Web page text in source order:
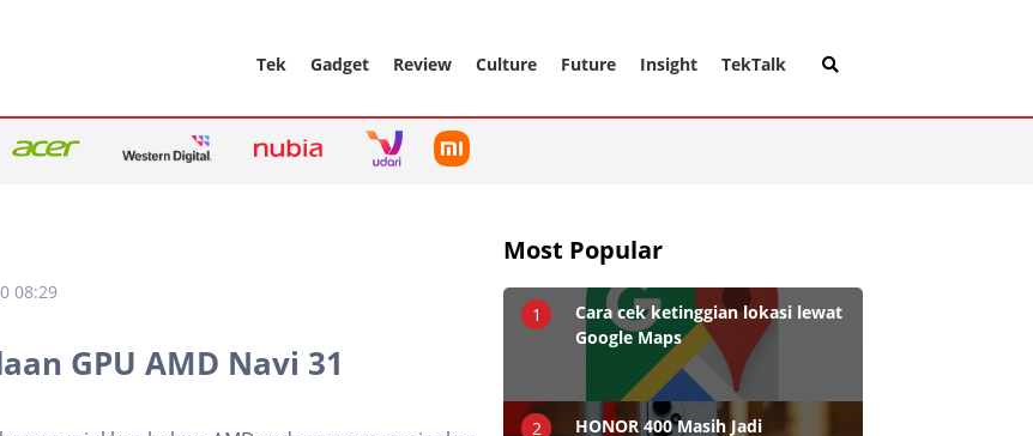
Tek Gadget Review Culture Future Insight TekTalk
08:29
GPU AMD Navi 31
Most Popular
1
Cara cek ketinggian lokasi lewat
Google Maps
2
HONOR 400 Masih Jadi